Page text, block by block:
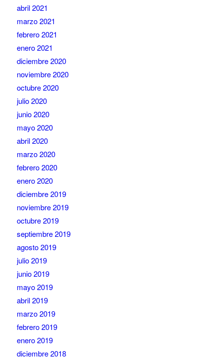
abril 2021
marzo 2021
febrero 2021
enero 2021
diciembre 2020
noviembre 2020
octubre 2020
julio 2020
junio 2020
mayo 2020
abril 2020
marzo 2020
febrero 2020
enero 2020
diciembre 2019
noviembre 2019
octubre 2019
septiembre 2019
agosto 2019
julio 2019
junio 2019
mayo 2019
abril 2019
marzo 2019
febrero 2019
enero 2019
diciembre 2018